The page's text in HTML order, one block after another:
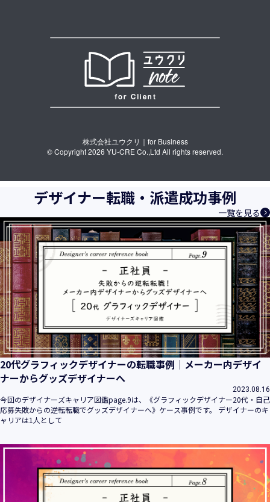
株式会社ユウクリ｜for Business
© Copyright 2026 YU-CRE Co.,Ltd All rights reserved.
デザイナー転職・派遣成功事例
一覧を見る
20代グラフィックデザイナーの転職事例｜メーカー内デザイ
ナーからグッズデザイナーへ
2023.08.16
今回のデザイナーズキャリア図鑑page.9は、《グラフィックデザイナー20代・自己
応募失敗からの逆転転職でグッズデザイナーへ》ケース事例です。 デザイナーのキ
ャリアは1人として